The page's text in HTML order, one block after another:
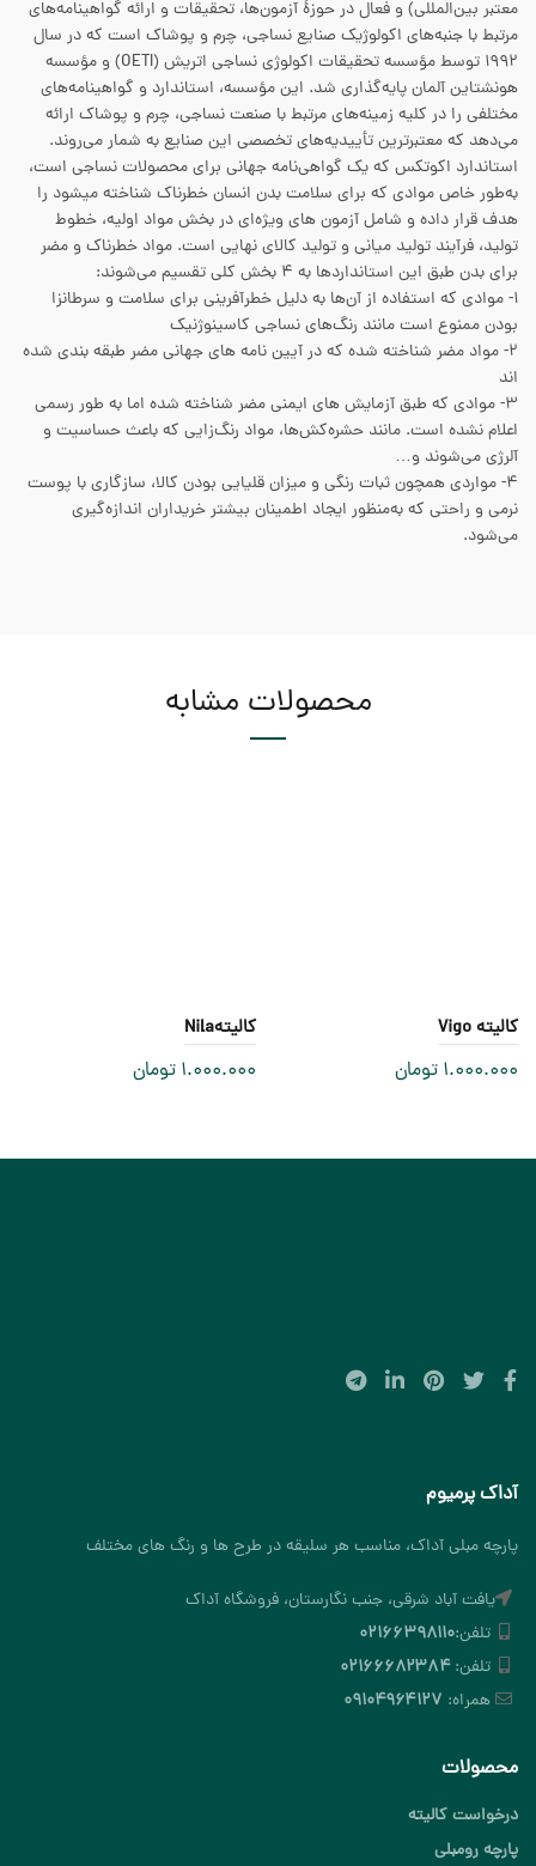
معتبر بین‌المللی) و فعال در حوزهٔ آزمون‌ها، تحقیقات و ارائه گواهینامه‌های
مرتبط با جنبه‌های اکولوژیک صنایع نساجی، چرم و پوشاک است که در سال
۱۹۹۲ توسط مؤسسه تحقیقات اکولوژی نساجی اتریش (OETI) و مؤسسه
هونشتاین آلمان پایه‌گذاری شد. این مؤسسه، استاندارد و گواهینامه‌های
مختلفی را در کلیه زمینه‌های مرتبط با صنعت نساجی، چرم و پوشاک ارائه
می‌دهد که معتبرترین تأییدیه‌های تخصصی این صنایع به شمار می‌روند.
استاندارد اکوتکس که یک گواهی‌نامه جهانی برای محصولات نساجی است،
به‌طور خاص موادی که برای سلامت بدن انسان خطرناک شناخته میشود را
هدف قرار داده و شامل آزمون های ویژه‌ای در بخش مواد اولیه، خطوط
تولید، فرآیند تولید میانی و تولید کالای نهایی است. مواد خطرناک و مضر
برای بدن طبق این استانداردها به ۴ بخش کلی تقسیم می‌شوند:
۱- موادی که استفاده از آن‌ها به دلیل خطرآفرینی برای سلامت و سرطانزا
بودن ممنوع است مانند رنگ‌های نساجی کاسینوژنیک
۲- مواد مضر شناخته شده که در آیین نامه های جهانی مضر طبقه بندی شده
اند
۳- موادی که طبق آزمایش های ایمنی مضر شناخته شده اما به طور رسمی
اعلام نشده است. مانند حشره‌کش‌ها، مواد رنگ‌زایی که باعث حساسیت و
آلرژی می‌شوند و…
۴- مواردی همچون ثبات رنگی و میزان قلیایی بودن کالا، سازگاری با پوست
نرمی و راحتی که به‌منظور ایجاد اطمینان بیشتر خریداران اندازه‌گیری
می‌شود.
محصولات مشابه
کالیته Vigo
1.000.000 تومان
کالیتهNila
1.000.000 تومان
آداک پرمیوم
پارچه مبلی آداک، مناسب هر سلیقه در طرح ها و رنگ های مختلف
یافت آباد شرقی، جنب نگارستان، فروشگاه آداک
تلفن:۰۲۱۶۶۳۹۸۱۱۰
تلفن:۰۲۱۶۶۶۸۲۳۸۴
همراه: ۰۹۱۰۴۹۶۴۱۲۷
محصولات
درخواست کالیته
پارچه رومبلی